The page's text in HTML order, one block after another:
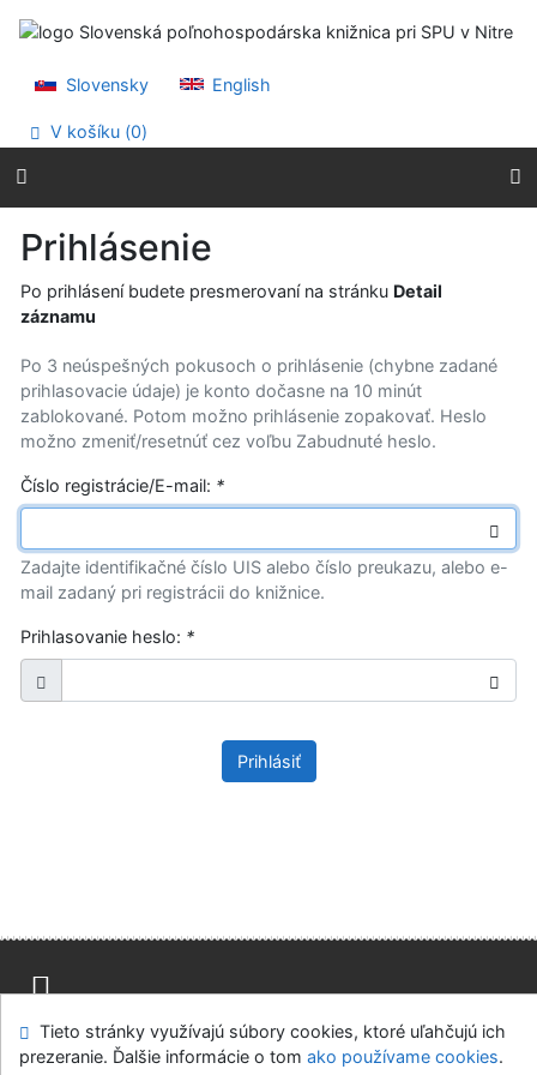
Prejsť na menu
Slovensky
English
V košíku (0)
Prihlásenie
Po prihlásení budete presmerovaní na stránku Detail
záznamu
Po 3 neúspešných pokusoch o prihlásenie (chybne zadané
prihlasovacie údaje) je konto dočasne na 10 minút
zablokované. Potom možno prihlásenie zopakovať. Heslo
možno zmeniť/resetnúť cez voľbu Zabudnuté heslo.
Číslo registrácie/E-mail: *
Zadajte identifikačné číslo UIS alebo číslo preukazu, alebo e-
mail zadaný pri registrácii do knižnice.
Prihlasovanie heslo: *
Prihlásiť
Mapa stránok Prístupnosť
Súkromie
Modul OpenSearch
Napíšte nám Nastavenie cookies
Tieto stránky využívajú súbory cookies, ktoré uľahčujú ich
prezeranie. Ďalšie informácie o tom ako používame cookies.